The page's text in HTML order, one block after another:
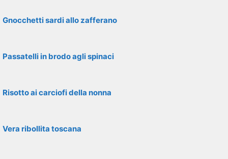
Gnocchetti sardi allo zafferano
Passatelli in brodo agli spinaci
Risotto ai carciofi della nonna
Vera ribollita toscana